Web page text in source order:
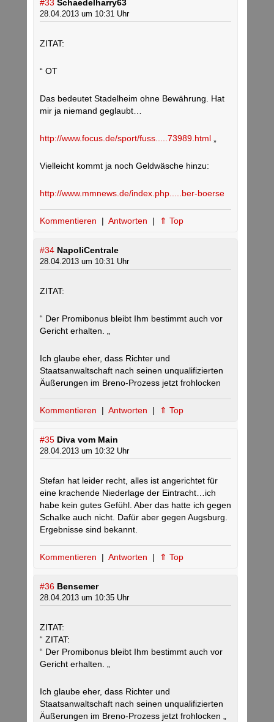
#33 Schaedelharry63
28.04.2013 um 10:31 Uhr
ZITAT:
“ OT
Das bedeutet Stadelheim ohne Bewährung. Hat
mir ja niemand geglaubt…
http://www.focus.de/sport/fuss.....73989.html
Vielleicht kommt ja noch Geldwäsche hinzu:
http://www.mmnews.de/index.php.....ber-boerse
Kommentieren | Antworten | ⇑ Top
#34 NapoliCentrale
28.04.2013 um 10:31 Uhr
ZITAT:
“ Der Promibonus bleibt Ihm bestimmt auch vor
Gericht erhalten. „
Ich glaube eher, dass Richter und
Staatsanwaltschaft nach seinen unqualifizierten
Äußerungen im Breno-Prozess jetzt frohlocken
Kommentieren | Antworten | ⇑ Top
#35 Diva vom Main
28.04.2013 um 10:32 Uhr
Stefan hat leider recht, alles ist angerichtet für
eine krachende Niederlage der Eintracht…ich
habe kein gutes Gefühl. Aber das hatte ich gegen
Schalke auch nicht. Dafür aber gegen Augsburg.
Ergebnisse sind bekannt.
Kommentieren | Antworten | ⇑ Top
#36 Bensemer
28.04.2013 um 10:35 Uhr
ZITAT:
“ ZITAT:
“ Der Promibonus bleibt Ihm bestimmt auch vor
Gericht erhalten. „
Ich glaube eher, dass Richter und
Staatsanwaltschaft nach seinen unqualifizierten
Äußerungen im Breno-Prozess jetzt frohlocken „